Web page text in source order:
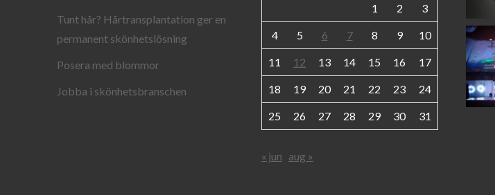
Tunt hår? Hårtransplantation ger en
permanent skönhetslösning
Posera med blommor
Jobba i skönhetsbranschen
1 2 3
4 5 6 7 8 9 10
11 12 13 14 15 16 17
18 19 20 21 22 23 24
25 26 27 28 29 30 31
« jun aug »